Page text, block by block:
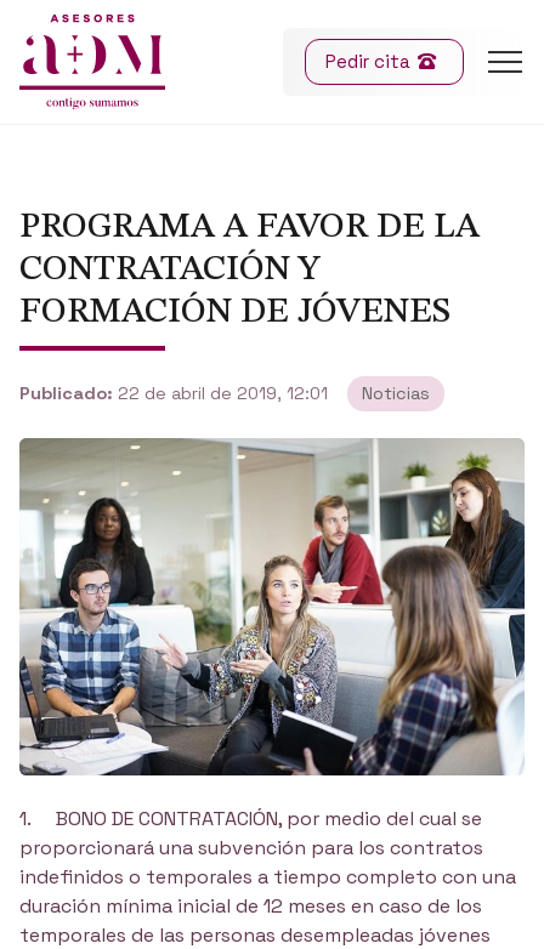
Pedir cita
PROGRAMA A FAVOR DE LA
CONTRATACIÓN Y
FORMACIÓN DE JÓVENES
Publicado: 22 de abril de 2019, 12:01 Noticias
1. BONO DE CONTRATACIÓN, por medio del cual se
proporcionará una subvención para los contratos
indefinidos o temporales a tiempo completo con una
duración mínima inicial de 12 meses en caso de los
temporales de las personas desempleadas jóvenes